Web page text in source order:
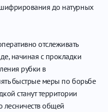
до натурных
отслеживать
начиная с прокладки
рубки в
быстрые меры по борьбе
станут территории
лесничеств общей